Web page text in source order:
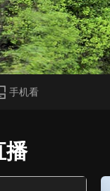
官网
手机看
播